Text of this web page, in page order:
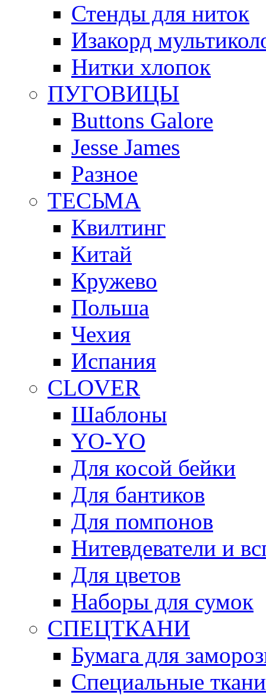
Стенды для ниток
Изакорд
Нитки хлопок
ПУГОВИЦЫ
Buttons Galore
Jesse James
Разное
ТЕСЬМА
Квилтинг
Китай
Кружево
Польша
Чехия
Испания
CLOVER
Шаблоны
YO-YO
Для косой бейки
Для бантиков
Для помпонов
Нитевдеватели и
Для цветов
Наборы для сумок
СПЕЦТКАНИ
Бумага для
Специальные ткани